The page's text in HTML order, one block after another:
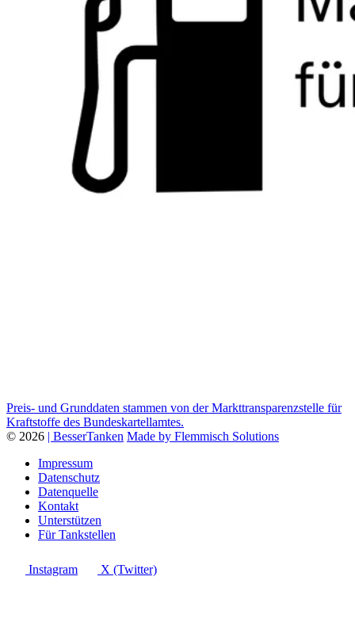
Preis- und Grunddaten stammen von der Markttransparenzstelle für
Kraftstoffe des Bundeskartellamtes.
© 2026 | BesserTanken Made by Flemmisch Solutions
Impressum
Datenschutz
Datenquelle
Kontakt
Unterstützen
Für Tankstellen
Instagram X (Twitter)